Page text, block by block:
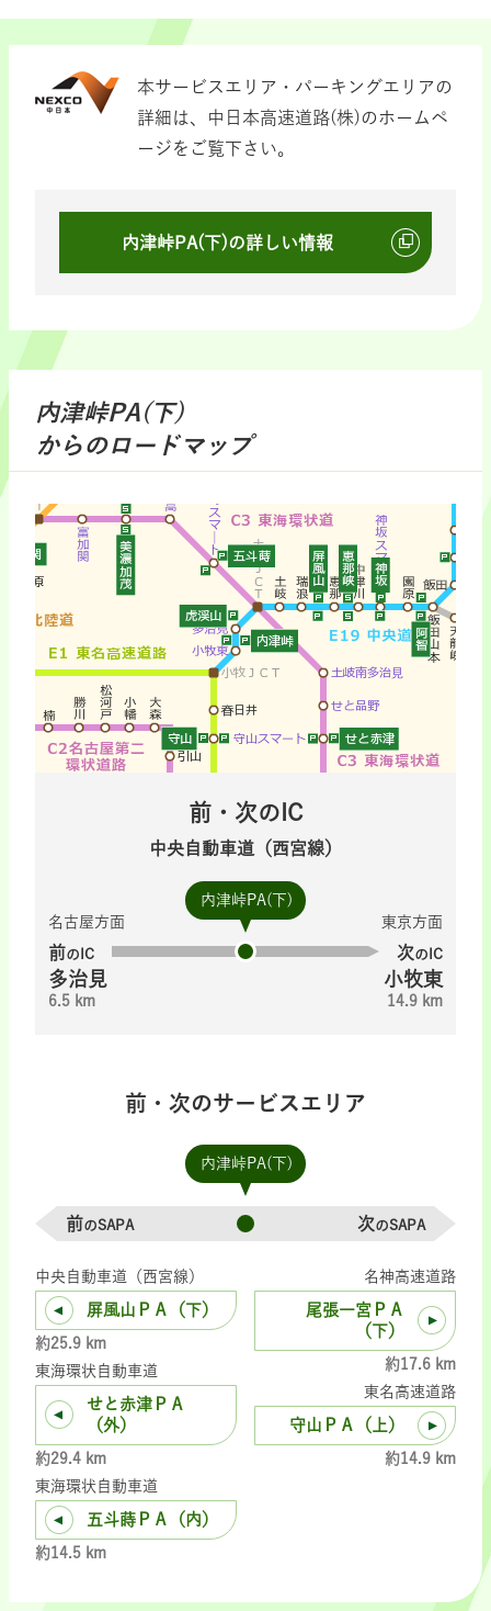
本サービスエリア・パーキングエリアの
詳細は、中日本高速道路(株)のホームペ
ージをご覧下さい。
内津峠PA(下)の詳しい情報
内津峠PA(下)
からのロードマップ
前・次のIC
中央自動車道（西宮線）
内津峠PA(下)
名古屋方面
前のIC
多治見
6.5 km
東京方面
次のIC
小牧東
14.9 km
前・次のサービスエリア
内津峠PA(下)
前のSAPA 次のSAPA
中央自動車道（西宮線）
屏風山ＰＡ（下）
約25.9 km
東海環状自動車道
せと赤津ＰＡ
（外）
約29.4 km
東海環状自動車道
五斗蒔ＰＡ（内）
約14.5 km
名神高速道路
尾張一宮ＰＡ
（下）
約17.6 km
東名高速道路
守山ＰＡ（上）
約14.9 km